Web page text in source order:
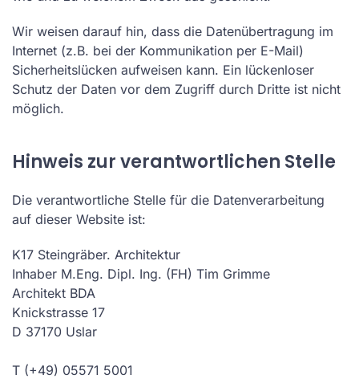
Wir weisen darauf hin, dass die Datenübertragung im
Internet (z.B. bei der Kommunikation per E-Mail)
Sicherheitslücken aufweisen kann. Ein lückenloser
Schutz der Daten vor dem Zugriff durch Dritte ist nicht
möglich.
Hinweis zur verantwortlichen Stelle
Die verantwortliche Stelle für die Datenverarbeitung
auf dieser Website ist:
K17 Steingräber. Architektur
Inhaber M.Eng. Dipl. Ing. (FH) Tim Grimme
Architekt BDA
Knickstrasse 17
D 37170 Uslar
T (+49) 05571 5001